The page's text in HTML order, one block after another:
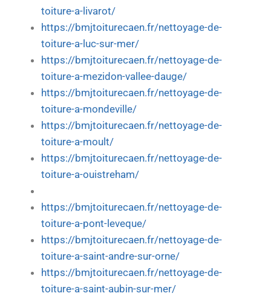
toiture-a-livarot/
https://bmjtoiturecaen.fr/nettoyage-de-
toiture-a-luc-sur-mer/
https://bmjtoiturecaen.fr/nettoyage-de-
toiture-a-mezidon-vallee-dauge/
https://bmjtoiturecaen.fr/nettoyage-de-
toiture-a-mondeville/
https://bmjtoiturecaen.fr/nettoyage-de-
toiture-a-moult/
https://bmjtoiturecaen.fr/nettoyage-de-
toiture-a-ouistreham/
https://bmjtoiturecaen.fr/nettoyage-de-
toiture-a-pont-leveque/
https://bmjtoiturecaen.fr/nettoyage-de-
toiture-a-saint-andre-sur-orne/
https://bmjtoiturecaen.fr/nettoyage-de-
toiture-a-saint-aubin-sur-mer/